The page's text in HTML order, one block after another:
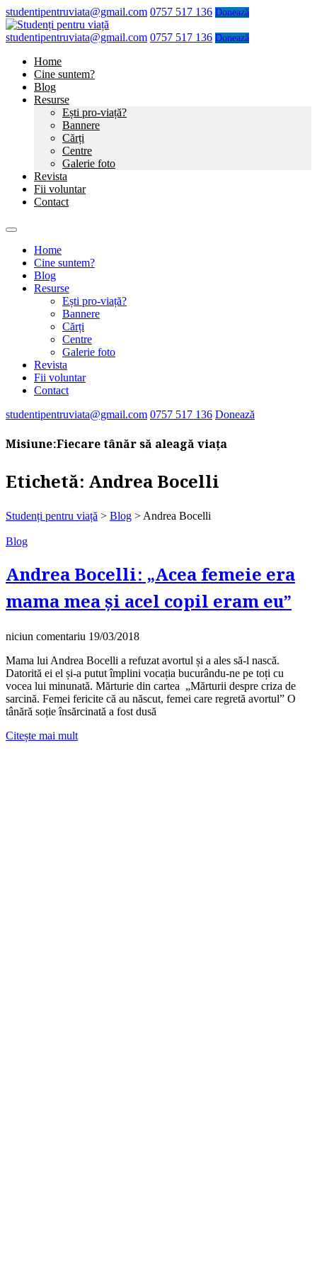
studentipentruviata@gmail.com 0757 517 136 Donează
studentipentruviata@gmail.com 0757 517 136 Donează
Home
Cine suntem?
Blog
Resurse
Ești pro-viață?
Bannere
Cărți
Centre
Galerie foto
Revista
Fii voluntar
Contact
Home
Cine suntem?
Blog
Resurse
Ești pro-viață?
Bannere
Cărți
Centre
Galerie foto
Revista
Fii voluntar
Contact
studentipentruviata@gmail.com 0757 517 136 Donează
Misiune:Fiecare tânăr să aleagă viața
Etichetă: Andrea Bocelli
Studenți pentru viață > Blog >Andrea Bocelli
Blog
Andrea Bocelli: „Acea femeie era
mama mea și acel copil eram eu”
niciun comentariu 19/03/2018
Mama lui Andrea Bocelli a refuzat avortul și a ales să-l nască.
Datorită ei el și-a putut împlini vocația bucurându-ne pe toți cu
vocea lui minunată. Mărturie din cartea „Mărturii despre criza de
sarcină. Femei fericite că au născut, femei care regretă avortul” O
tânără soție însărcinată a fost dusă
Citește mai mult